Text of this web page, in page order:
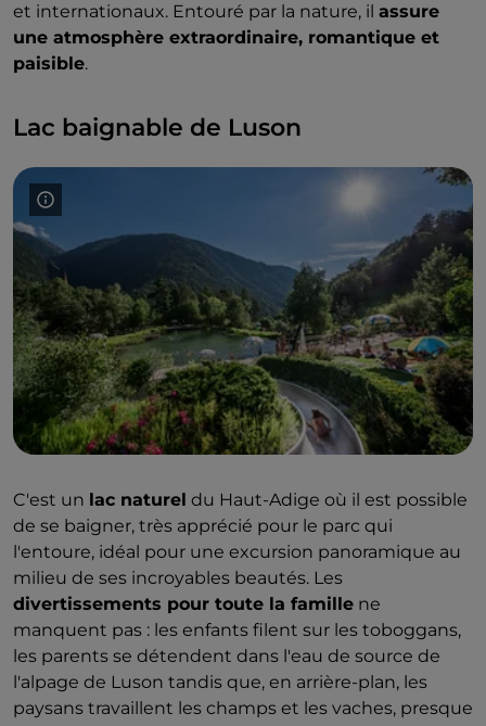
et internationaux. Entouré par la nature, il assure
une atmosphère extraordinaire, romantique et
paisible.
Lac baignable de Luson
C'est un lac naturel du Haut-Adige où il est possible
de se baigner, très apprécié pour le parc qui
l'entoure, idéal pour une excursion panoramique au
milieu de ses incroyables beautés. Les
divertissements pour toute la famille ne
manquent pas : les enfants filent sur les toboggans,
les parents se détendent dans l'eau de source de
l'alpage de Luson tandis que, en arrière-plan, les
paysans travaillent les champs et les vaches, presque